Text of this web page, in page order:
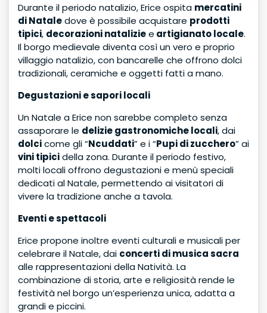
Durante il periodo natalizio, Erice ospita mercatini
di Nataledove è possibile acquistare prodotti
tipici, decorazioni nataliziee artigianato locale.
Il borgo medievale diventa così un vero e proprio
villaggio natalizio, con bancarelle che offrono dolci
tradizionali, ceramiche e oggetti fatti a mano.
Degustazioni e sapori locali
Un Natale a Erice non sarebbe completo senza
assaporare le delizie gastronomiche locali, dai
dolcicome gli “Ncuddati” e i “Pupi di zucchero” ai
vini tipicidella zona. Durante il periodo festivo,
molti locali offrono degustazioni e menù speciali
dedicati al Natale, permettendo ai visitatori di
vivere la tradizione anche a tavola.
Eventi e spettacoli
Erice propone inoltre eventi culturali e musicali per
celebrare il Natale, dai concerti di musica sacra
alle rappresentazioni della Natività. La
combinazione di storia, arte e religiosità rende le
festività nel borgo un’esperienza unica, adatta a
grandi e piccini.